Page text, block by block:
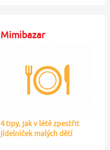
Mimibazar
4 tipy, jak v létě zpestřit
jídelníček malých dětí